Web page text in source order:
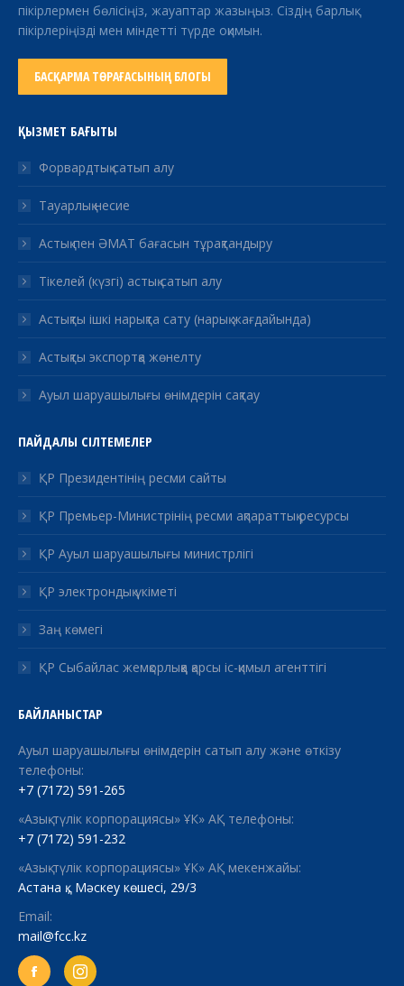
пікірлермен бөлісіңіз, жауаптар жазыңыз. Сіздің барлық
пікірлеріңізді мен міндетті түрде оқимын.
БАСҚАРМА ТӨРАҒАСЫНЫҢ БЛОГЫ
ҚЫЗМЕТ БАҒЫТЫ
Форвардтық сатып алу
Тауарлық несие
Астық пен ӘМАТ бағасын тұрақтандыру
Тікелей (күзгі) астық сатып алу
Астықты ішкі нарықта сату (нарық жағдайында)
Астықты экспортқа жөнелту
Ауыл шаруашылығы өнімдерін сақтау
ПАЙДАЛЫ СІЛТЕМЕЛЕР
ҚР Президентінің ресми сайты
ҚР Премьер-Министрінің ресми ақпараттық ресурсы
ҚР Ауыл шаруашылығы министрлігі
ҚР электрондық үкіметі
Заң көмегі
ҚР Сыбайлас жемқорлыққа қарсы іс-қимыл агенттігі
БАЙЛАНЫСТАР
Ауыл шаруашылығы өнімдерін сатып алу және өткізу
телефоны:
+7 (7172) 591-265
«Азық-түлік корпорациясы» ҰК» АҚ телефоны:
+7 (7172) 591-232
«Азық-түлік корпорациясы» ҰК» АҚ мекенжайы:
Астана қ., Мәскеу көшесі, 29/3
Email:
mail@fcc.kz
Facebook